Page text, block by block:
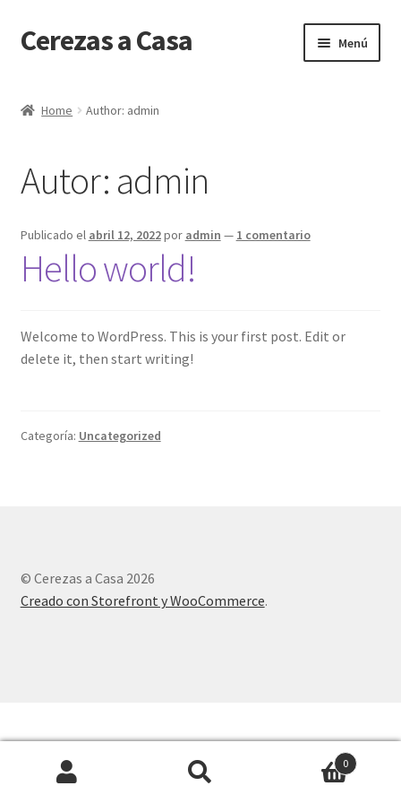
Ir
a
navegación
Ir
al
Cerezas a Casa Menú
Client Portal
Finalizar compra
Mi cuenta
Home Author: admin
Autor: admin
Publicado el abril 12, 2022por admin — 1 comentario
Hello world!
Welcome to WordPress. This is your first post. Edit or
delete it, then start writing!
Categoría: Uncategorized
© Cerezas a Casa 2026
Creado con Storefront y WooCommerce.
0